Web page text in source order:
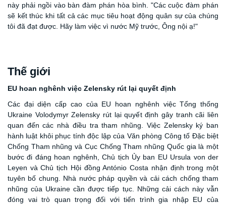
này phải ngồi vào bàn đàm phán hòa bình. "Các cuộc đàm phán
sẽ kết thúc khi tất cả các mục tiêu hoạt động quân sự của chúng
tôi đã đạt được. Hãy làm việc vì nước Mỹ trước, Ông nội ạ!"
Thế giới
EU hoan nghênh việc Zelensky rút lại quyết định
Các đại diện cấp cao của EU hoan nghênh việc Tổng thống
Ukraine Volodymyr Zelensky rút lại quyết định gây tranh cãi liên
quan đến các nhà điều tra tham nhũng. Việc Zelensky ký ban
hành luật khôi phục tính độc lập của Văn phòng Công tố Đặc biệt
Chống Tham nhũng và Cục Chống Tham nhũng Quốc gia là một
bước đi đáng hoan nghênh, Chủ tịch Ủy ban EU Ursula von der
Leyen và Chủ tịch Hội đồng António Costa nhận định trong một
tuyên bố chung. Nhà nước pháp quyền và cải cách chống tham
nhũng của Ukraine cần được tiếp tục. Những cải cách này vẫn
đóng vai trò quan trọng đối với tiến trình gia nhập EU của